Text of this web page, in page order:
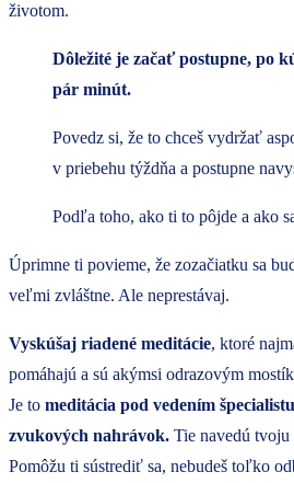
životom.
Dôležité je začať postupne, po
pár minút.
Povedz si, že to chceš vydržať
v priebehu týždňa a postupne
Podľa toho, ako ti to pôjde a ako
Úprimne ti povieme, že zozačiatku sa
veľmi zvláštne. Ale neprestávaj.
Vyskúšaj riadené meditácie, ktoré
pomáhajú a sú akýmsi odrazovým
Je to meditácia pod vedením
zvukových nahrávok. Tie navedú
Pomôžu ti sústrediť sa, nebudeš toľko